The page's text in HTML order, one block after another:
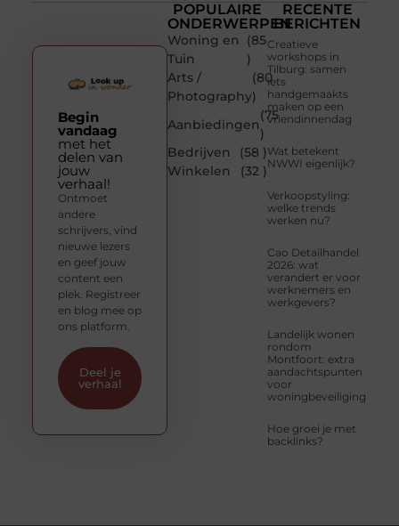
POPULAIRE
ONDERWERPEN
Woning en
Tuin
(85
)
Arts /
Photography
(80
)
Aanbiedingen
(75
)
Bedrijven
(58 )
Winkelen
(32 )
RECENTE
BERICHTEN
Creatieve
workshops in
Tilburg: samen
iets
handgemaakts
maken op een
vriendinnendag
Wat betekent
NWWI eigenlijk?
Verkoopstyling:
welke trends
werken nu?
Cao Detailhandel
2026: wat
verandert er voor
werknemers en
werkgevers?
Landelijk wonen
rondom
Montfoort: extra
aandachtspunten
voor
woningbeveiliging
Hoe groei je met
backlinks?
Begin
vandaag
met het
delen van
jouw
verhaal!
Ontmoet
andere
schrijvers, vind
nieuwe lezers
en geef jouw
content een
plek. Registreer
en blog mee op
ons platform.
Deel je
verhaal